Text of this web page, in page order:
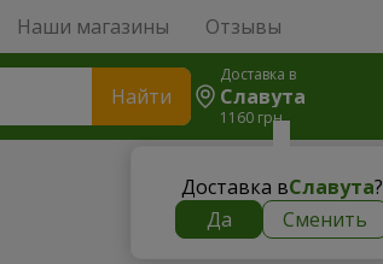
Наши магазины Отзывы
Найти
Доставка в
Славута
1160 грн
Доставка вСлавута?
Да
Сменить